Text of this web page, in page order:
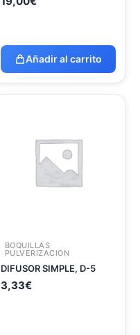
Añadir al carrito
BOQUILLAS
PULVERIZACION
DIFUSOR SIMPLE, D-5
3,33€